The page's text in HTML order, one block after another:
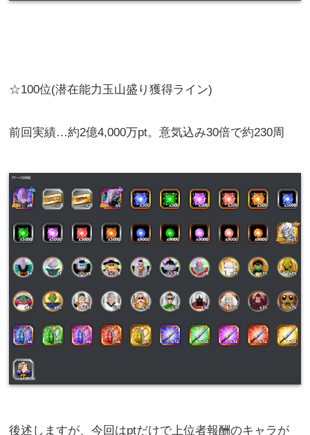
☆100位(潜在能力玉山盛り獲得ライン)
前回実績…約2億4,000万pt。意気込み30倍で約230周
後述しますが、今回はptだけで上位者報酬のキャラが